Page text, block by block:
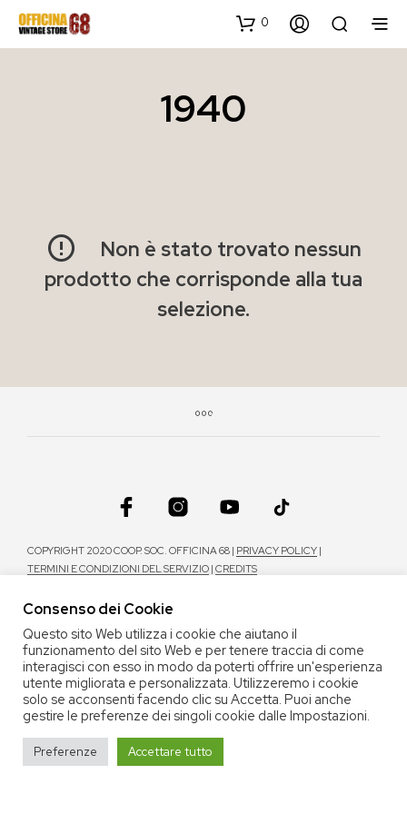
0
1940
Non è stato trovato nessun
prodotto che corrisponde alla tua
selezione.
COPYRIGHT 2020 COOP. SOC. OFFICINA 68 | PRIVACY POLICY |
TERMINI E CONDIZIONI DEL SERVIZIO | CREDITS
Consenso dei Cookie
Questo sito Web utilizza i cookie che aiutano il
funzionamento del sito Web e per tenere traccia di come
interagisci con esso in modo da poterti offrire un'esperienza
utente migliorata e personalizzata. Utilizzeremo i cookie
solo se acconsenti facendo clic su Accetta. Puoi anche
gestire le preferenze dei singoli cookie dalle Impostazioni.
Preferenze Accettare tutto